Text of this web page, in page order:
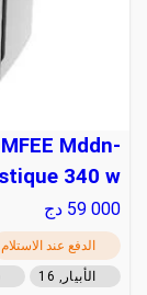
Mddn-
340 w...
59 000 دج
الدفع عند الاستلام
الأبيار, 16